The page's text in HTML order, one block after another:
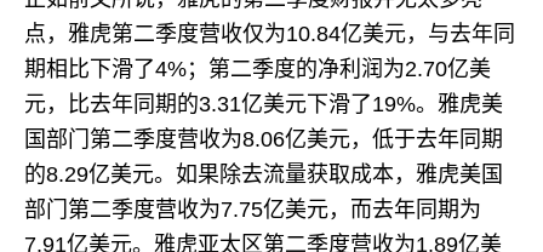
点，雅虎第二季度营收仅为10.84亿美元，与去年同
期相比下滑了4%；第二季度的净利润为2.70亿美
元，比去年同期的3.31亿美元下滑了19%。雅虎美
国部门第二季度营收为8.06亿美元，低于去年同期
的8.29亿美元。如果除去流量获取成本，雅虎美国
部门第二季度营收为7.75亿美元，而去年同期为
7.91亿美元。雅虎亚太区第二季度营收为1.89亿美